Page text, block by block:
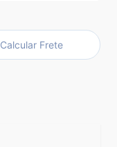
Calcular Frete